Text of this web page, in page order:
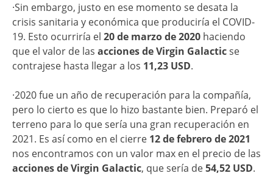
·Sin embargo, justo en ese momento se desata la
crisis sanitaria y económica que produciría el COVID-
19. Esto ocurriría el 20 de marzo de 2020 haciendo
que el valor de las acciones de Virgin Galacticse
contrajese hasta llegar a los 11,23 USD.
·2020 fue un año de recuperación para la compañía,
pero lo cierto es que lo hizo bastante bien. Preparó el
terreno para lo que sería una gran recuperación en
2021. Es así como en el cierre 12 de febrero de 2021
nos encontramos con un valor max en el precio de las
acciones de Virgin Galactic, que sería de54,52 USD.